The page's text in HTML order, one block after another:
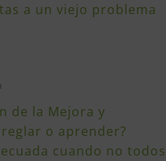
a un viejo problema
de la Mejora y
o aprender?
cuando no todos